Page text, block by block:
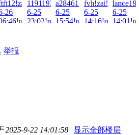
7-4
12:04!read!
26
1191193576!zai!2026-
6-25
23:02!read!
a28461533!zai!2026-
6-25
15:54!read!
fvh!zai!2026-
6-25
14:16!read!
6-25
举报
2025-9-22 14:01:58 | 显示全部楼层